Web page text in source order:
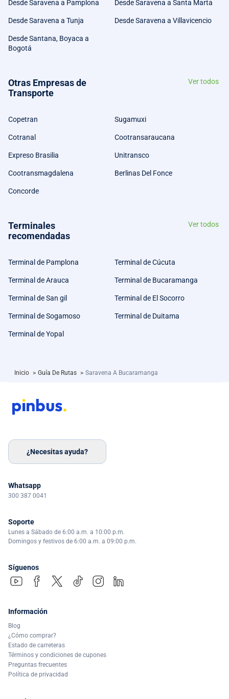
Desde Saravena a Pamplona Desde Saravena a Santa Marta
Desde Saravena a Tunja Desde Saravena a Villavicencio
Desde Santana, Boyaca a
Bogotá
Otras Empresas de
Transporte
Ver todos
Copetran Sugamuxi
Cotranal Cootransaraucana
Expreso Brasilia Unitransco
Cootransmagdalena Berlinas Del Fonce
Concorde
Terminales
recomendadas
Ver todos
Terminal de Pamplona Terminal de Cúcuta
Terminal de Arauca Terminal de Bucaramanga
Terminal de San gil Terminal de El Socorro
Terminal de Sogamoso Terminal de Duitama
Terminal de Yopal
Inicio > Guía De Rutas > Saravena A Bucaramanga
¿Necesitas ayuda?
Whatsapp
300 387 0041
Soporte
Lunes a Sábado de 6:00 a.m. a 10:00 p.m.
Domingos y festivos de 6:00 a.m. a 09:00 p.m.
Síguenos
Información
Blog
¿Cómo comprar?
Estado de carreteras
Términos y condiciones de cupones
Preguntas frecuentes
Política de privacidad